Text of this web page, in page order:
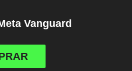
Vanguard